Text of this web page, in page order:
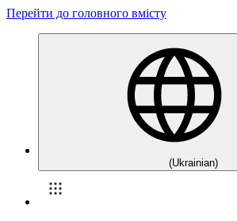
Перейти до головного вмісту
(Ukrainian)